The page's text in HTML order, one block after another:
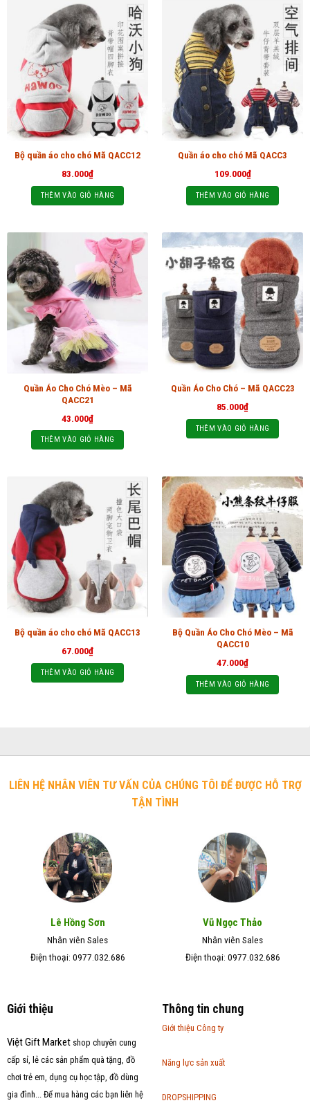
Bộ quần áo cho chó Mã QACC12
83.000₫
THÊM VÀO GIỎ HÀNG
Quần áo cho chó Mã QACC3
109.000₫
THÊM VÀO GIỎ HÀNG
Quần Áo Cho Chó Mèo – Mã
QACC21
43.000₫
THÊM VÀO GIỎ HÀNG
Quần Áo Cho Chó – Mã QACC23
85.000₫
THÊM VÀO GIỎ HÀNG
Bộ quần áo cho chó Mã QACC13
67.000₫
THÊM VÀO GIỎ HÀNG
Bộ Quần Áo Cho Chó Mèo – Mã
QACC10
47.000₫
THÊM VÀO GIỎ HÀNG
LIÊN HỆ NHÂN VIÊN TƯ VẤN CỦA CHÚNG TÔI ĐỂ ĐƯỢC HỖ TRỢ
TẬN TÌNH
Lê Hồng Sơn
Nhân viên Sales
Điện thoại: 0977.032.686
Vũ Ngọc Thảo
Nhân viên Sales
Điện thoại: 0977.032.686
Giới thiệu
Việt Gift Marketshop chuyên cung
cấp sỉ, lẻ các sản phẩm quà tặng, đồ
chơi trẻ em, dụng cụ học tập, đồ dùng
gia đình... Để mua hàng các bạn liên hệ
Thông tin chung
Giới thiệu Công ty
Năng lực sản xuất
DROPSHIPPING